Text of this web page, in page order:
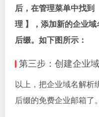
后，在管理菜单中找到
理 】，添加新的企业
后缀。如下图所示：
第三步：创建企业
以上，把企业域名解析
后缀的免费企业邮箱了。